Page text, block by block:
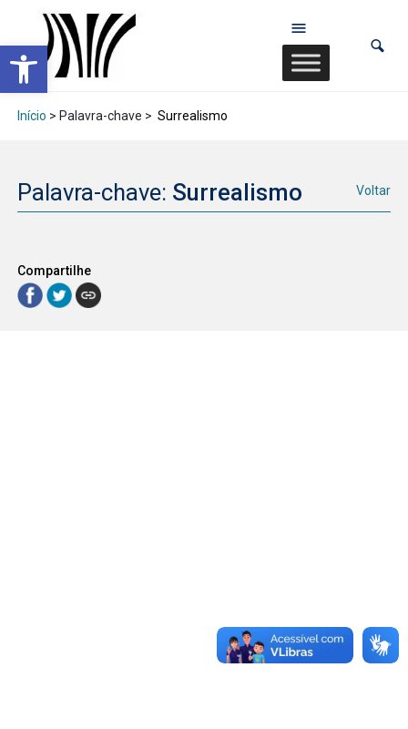
Abrir a barra de ferramentas
Início > Palavra-chave > Surrealismo
Palavra-chave: Surrealismo Voltar
Compartilhe